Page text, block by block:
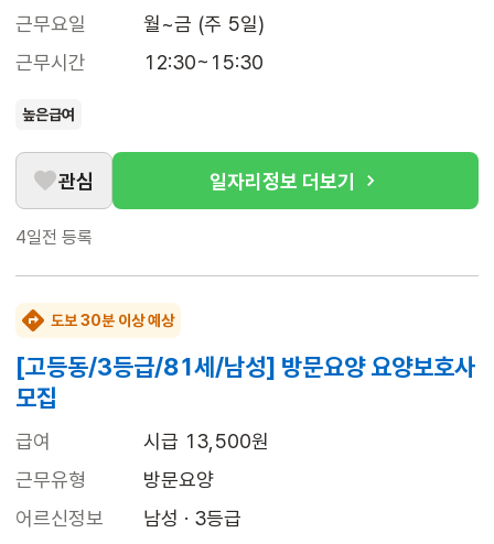
근무요일
월~금 (주 5일)
근무시간
12:30~15:30
높은급여
관심 일자리정보 더보기
4일전 등록
도보 30분 이상 예상
[고등동/3등급/81세/남성] 방문요양 요양보호사
모집
급여
시급 13,500원
근무유형
방문요양
어르신정보
남성 · 3등급